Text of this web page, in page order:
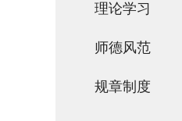
理论学习
师德风范
规章制度